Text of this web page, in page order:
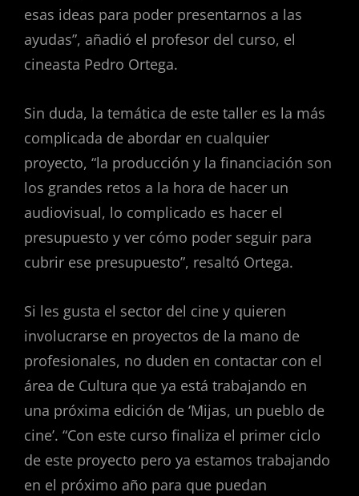
esas ideas para poder presentarnos a las
ayudas”, añadió el profesor del curso, el
cineasta Pedro Ortega.
Sin duda, la temática de este taller es la más
complicada de abordar en cualquier
proyecto, “la producción y la financiación son
los grandes retos a la hora de hacer un
audiovisual, lo complicado es hacer el
presupuesto y ver cómo poder seguir para
cubrir ese presupuesto”, resaltó Ortega.
Si les gusta el sector del cine y quieren
involucrarse en proyectos de la mano de
profesionales, no duden en contactar con el
área de Cultura que ya está trabajando en
una próxima edición de ‘Mijas, un pueblo de
cine’. “Con este curso finaliza el primer ciclo
de este proyecto pero ya estamos trabajando
en el próximo año para que puedan